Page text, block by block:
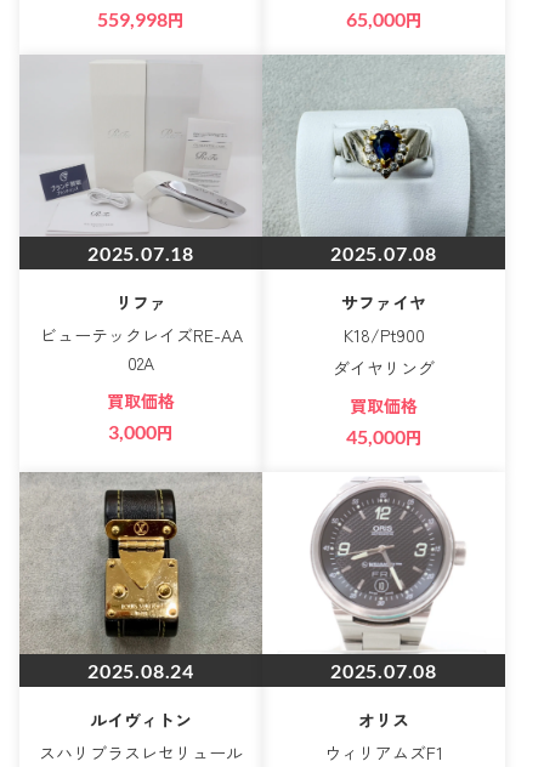
559,998円 65,000円
2025.07.18
リファ
ビューテックレイズRE-AA
02A
買取価格
3,000円
2025.07.08
サファイヤ
K18/Pt900
ダイヤリング
買取価格
45,000円
2025.08.24
ルイヴィトン
スハリブラスレセリュール
2025.07.08
オリス
ウィリアムズF1